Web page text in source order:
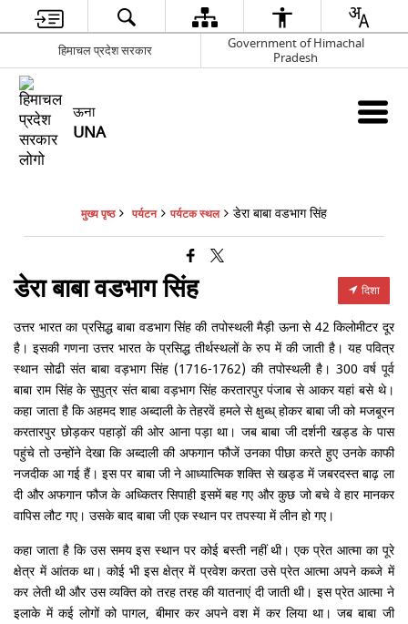
हिमाचल प्रदेश सरकार
Government of Himachal
Pradesh
ऊना
UNA
मुख्य पृष्ठ पर्यटन पर्यटक स्थल डेरा बाबा वडभाग सिंह
डेरा बाबा वडभाग सिंह दिशा
उत्तर भारत का प्रसिद्ध बाबा वडभाग सिंह की तपोस्थली मैड़ी ऊना से 42 किलोमीटर दूर
है। इसकी गणना उत्तर भारत के प्रसिद्ध तीर्थस्थलों के रुप में की जाती है। यह पवित्र
स्थान सोढी संत बाबा वड़भाग सिंह (1716-1762) की तपोस्थली है। 300 वर्ष पूर्व
बाबा राम सिंह के सुपुत्र संत बाबा वड़भाग सिंह करतारपुर पंजाब से आकर यहां बसे थे।
कहा जाता है कि अहमद शाह अब्दाली के तेहरवें हमले से क्षुब्ध् होकर बाबा जी को मजबूरन
करतारपुर छोड़कर पहाड़ों की ओर आना पड़ा था। जब बाबा जी दर्शनी खड्ड के पास
पहुंचे तो उन्होंने देखा कि अब्दाली की अफगान फौजें उनका पीछा करते हुए उनके काफी
नजदीक आ गई हैं। इस पर बाबा जी ने आध्यात्मिक शक्ति से खड्ड में जबरदस्त बाढ़ ला
दी और अफगान फौज के अध्कितर सिपाही इसमें बह गए और कुछ जो बचे वे हार मानकर
वापिस लौट गए। उसके बाद बाबा जी एक स्थान पर तपस्या में लीन हो गए।
कहा जाता है कि उस समय इस स्थान पर कोई बस्ती नहीं थी। एक प्रेत आत्मा का पूरे
क्षेत्र में आंतक था। कोई भी इस क्षेत्र में प्रवेश करता उसे प्रेत आत्मा अपने कब्जे में
कर लेती थी और उस व्यक्ति को तरह तरह की यातनाएं दी जाती थी। इस प्रेत आत्मा ने
इलाके में कई लोगों को पागल, बीमार कर अपने वश में कर लिया था। जब बाबा जी